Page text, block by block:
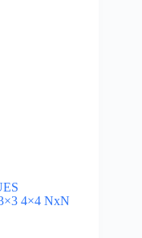
4×4 NxN